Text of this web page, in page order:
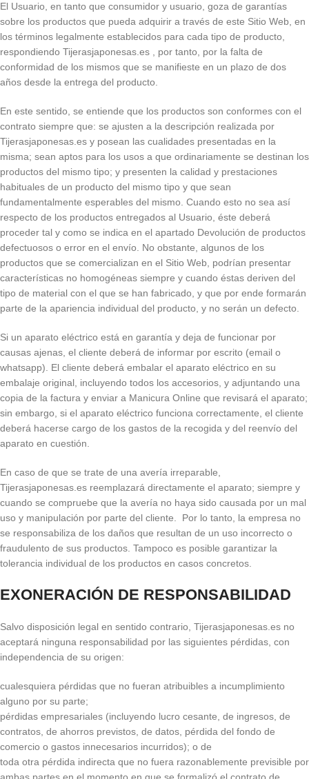
El Usuario, en tanto que consumidor y usuario, goza de garantías
sobre los productos que pueda adquirir a través de este Sitio Web, en
los términos legalmente establecidos para cada tipo de producto,
respondiendo Tijerasjaponesas.es , por tanto, por la falta de
conformidad de los mismos que se manifieste en un plazo de dos
años desde la entrega del producto.
En este sentido, se entiende que los productos son conformes con el
contrato siempre que: se ajusten a la descripción realizada por
Tijerasjaponesas.es y posean las cualidades presentadas en la
misma; sean aptos para los usos a que ordinariamente se destinan los
productos del mismo tipo; y presenten la calidad y prestaciones
habituales de un producto del mismo tipo y que sean
fundamentalmente esperables del mismo. Cuando esto no sea así
respecto de los productos entregados al Usuario, éste deberá
proceder tal y como se indica en el apartado Devolución de productos
defectuosos o error en el envío. No obstante, algunos de los
productos que se comercializan en el Sitio Web, podrían presentar
características no homogéneas siempre y cuando éstas deriven del
tipo de material con el que se han fabricado, y que por ende formarán
parte de la apariencia individual del producto, y no serán un defecto.
Si un aparato eléctrico está en garantía y deja de funcionar por
causas ajenas, el cliente deberá de informar por escrito (email o
whatsapp). El cliente deberá embalar el aparato eléctrico en su
embalaje original, incluyendo todos los accesorios, y adjuntando una
copia de la factura y enviar a Manicura Online que revisará el aparato;
sin embargo, si el aparato eléctrico funciona correctamente, el cliente
deberá hacerse cargo de los gastos de la recogida y del reenvío del
aparato en cuestión.
En caso de que se trate de una avería irreparable,
Tijerasjaponesas.es reemplazará directamente el aparato; siempre y
cuando se compruebe que la avería no haya sido causada por un mal
uso y manipulación por parte del cliente. Por lo tanto, la empresa no
se responsabiliza de los daños que resultan de un uso incorrecto o
fraudulento de sus productos. Tampoco es posible garantizar la
tolerancia individual de los productos en casos concretos.
EXONERACIÓN DE RESPONSABILIDAD
Salvo disposición legal en sentido contrario, Tijerasjaponesas.es no
aceptará ninguna responsabilidad por las siguientes pérdidas, con
independencia de su origen:
cualesquiera pérdidas que no fueran atribuibles a incumplimiento
alguno por su parte;
pérdidas empresariales (incluyendo lucro cesante, de ingresos, de
contratos, de ahorros previstos, de datos, pérdida del fondo de
comercio o gastos innecesarios incurridos); o de
toda otra pérdida indirecta que no fuera razonablemente previsible por